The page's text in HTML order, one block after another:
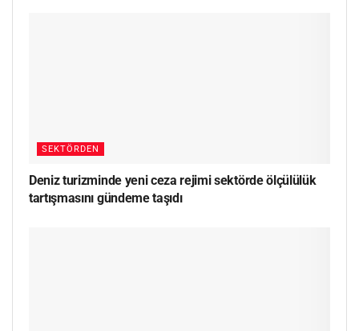
SEKTÖRDEN
Deniz turizminde yeni ceza rejimi sektörde ölçülülük
tartışmasını gündeme taşıdı